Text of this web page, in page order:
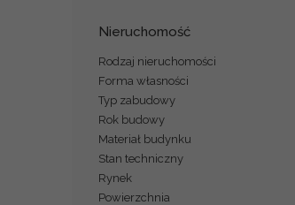
Nieruchomość
Rodzaj nieruchomości
Forma własności
Typ zabudowy
Rok budowy
Materiał budynku
Stan techniczny
Rynek
Powierzchnia